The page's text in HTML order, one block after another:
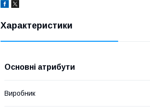
Характеристики
Основні атрибути
Виробник